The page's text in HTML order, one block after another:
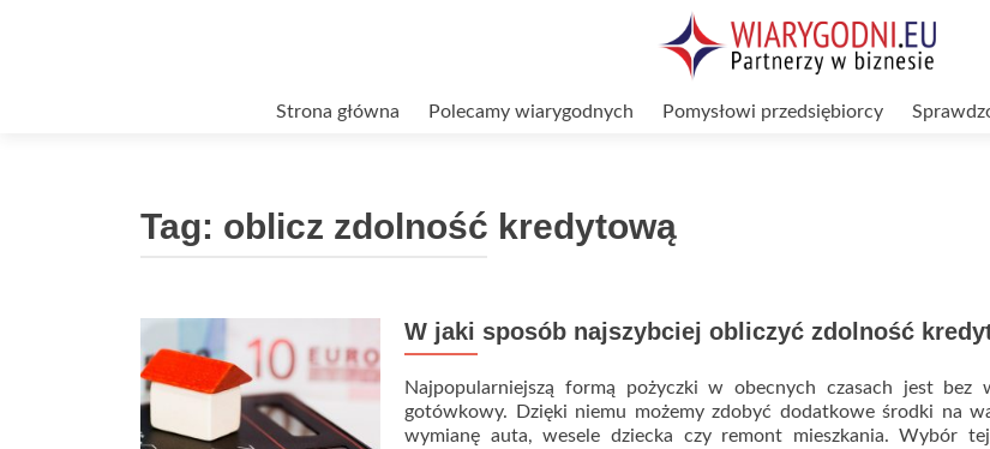
Strona główna Polecamy wiarygodnych Pomysłowi przedsiębiorcy
Tag: oblicz zdolność kredytową
W jaki sposób najszybciej obliczyć zdolność
Najpopularniejszą formą pożyczki w obecnych czasach jest bez
gotówkowy. Dzięki niemu możemy zdobyć dodatkowe środki na
wymianę auta, wesele dziecka czy remont mieszkania. Wybór